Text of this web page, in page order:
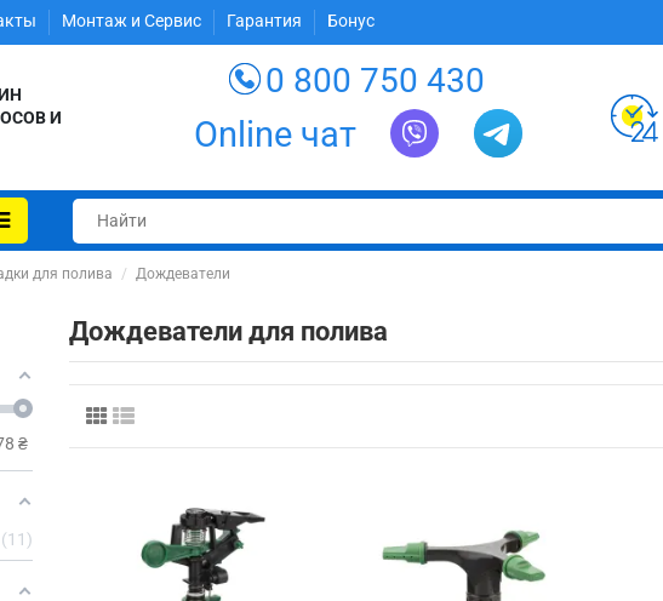
Монтаж и Сервис Гарантия Бонус
И
0 800 750 430
Online чат
для полива Дождеватели
Дождеватели для полива
₴
11